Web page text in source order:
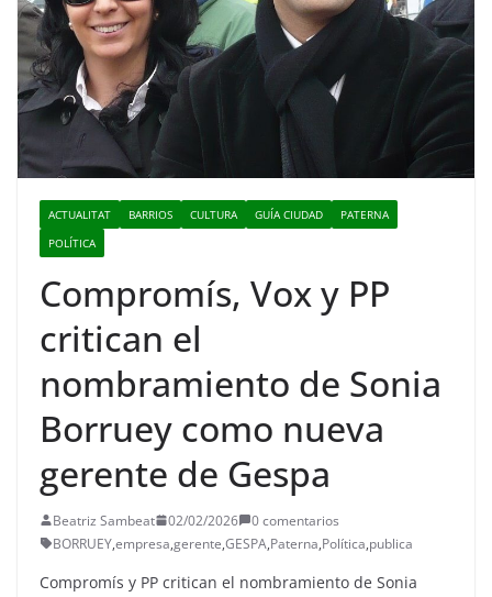
ACTUALITAT BARRIOS CULTURA GUÍA CIUDAD
PATERNA
POLÍTICA
Compromís, Vox y PP
critican el
nombramiento de Sonia
Borruey como nueva
gerente de Gespa
Beatriz Sambeat 02/02/2026
0 comentarios
BORRUEY,empresa,gerente,GESPA,Paterna,Política,publica
Compromís y PP critican el nombramiento de Sonia